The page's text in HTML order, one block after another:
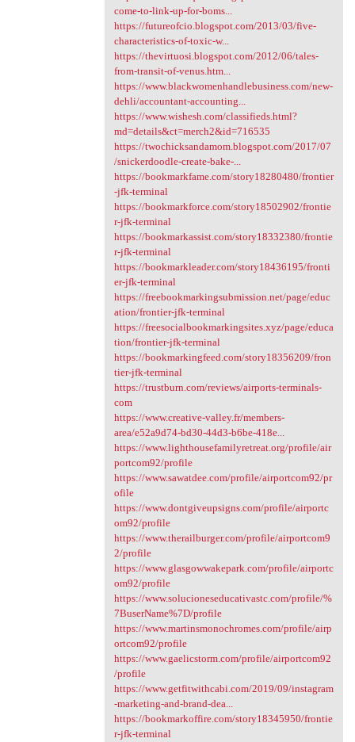
come-to-link-up-for-boms...
https://futureofcio.blogspot.com/2013/03/five-
characteristics-of-toxic-w...
https://thevirtuosi.blogspot.com/2012/06/tales-
from-transit-of-venus.htm...
https://www.blackwomenhandlebusiness.com/new-
dehli/accountant-accounting...
https://www.wishesh.com/classifieds.html?
md=details&ct=merch2&id=716535
https://twochicksandamom.blogspot.com/2017/07
/snickerdoodle-create-bake-...
https://bookmarkfame.com/story18280480/frontier
-jfk-terminal
https://bookmarkforce.com/story18502902/frontie
r-jfk-terminal
https://bookmarkassist.com/story18332380/frontie
r-jfk-terminal
https://bookmarkleader.com/story18436195/fronti
er-jfk-terminal
https://freebookmarkingsubmission.net/page/educ
ation/frontier-jfk-terminal
https://freesocialbookmarkingsites.xyz/page/educa
tion/frontier-jfk-terminal
https://bookmarkingfeed.com/story18356209/fron
tier-jfk-terminal
https://trustburn.com/reviews/airports-terminals-
com
https://www.creative-valley.fr/members-
area/e52a9d74-bd30-44d3-b6be-418e...
https://www.lighthousefamilyretreat.org/profile/air
portcom92/profile
https://www.sawatdee.com/profile/airportcom92/pr
ofile
https://www.dontgiveupsigns.com/profile/airportc
om92/profile
https://www.therailburger.com/profile/airportcom9
2/profile
https://www.glasgowwakepark.com/profile/airportc
om92/profile
https://www.solucioneseducativastc.com/profile/%
7BuserName%7D/profile
https://www.martinsmonochromes.com/profile/airp
ortcom92/profile
https://www.gaelicstorm.com/profile/airportcom92
/profile
https://www.getfitwithcabi.com/2019/09/instagram
-marketing-and-brand-dea...
https://bookmarkoffire.com/story18345950/frontie
r-jfk-terminal